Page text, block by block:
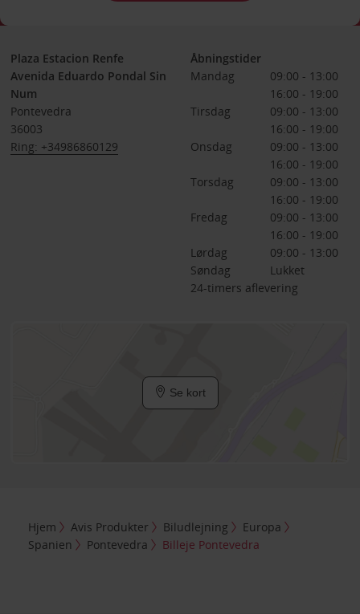
Plaza Estacion Renfe
Avenida Eduardo Pondal Sin
Num
Pontevedra
36003
Ring: +34986860129
Åbningstider
Mandag
09:00 - 13:00
16:00 - 19:00
Tirsdag
09:00 - 13:00
16:00 - 19:00
Onsdag
09:00 - 13:00
16:00 - 19:00
Torsdag
09:00 - 13:00
16:00 - 19:00
Fredag
09:00 - 13:00
16:00 - 19:00
Lørdag
09:00 - 13:00
Søndag
Lukket
24-timers aflevering
Se kort
Hjem Avis Produkter Biludlejning
Europa
Spanien
Pontevedra Billeje Pontevedra